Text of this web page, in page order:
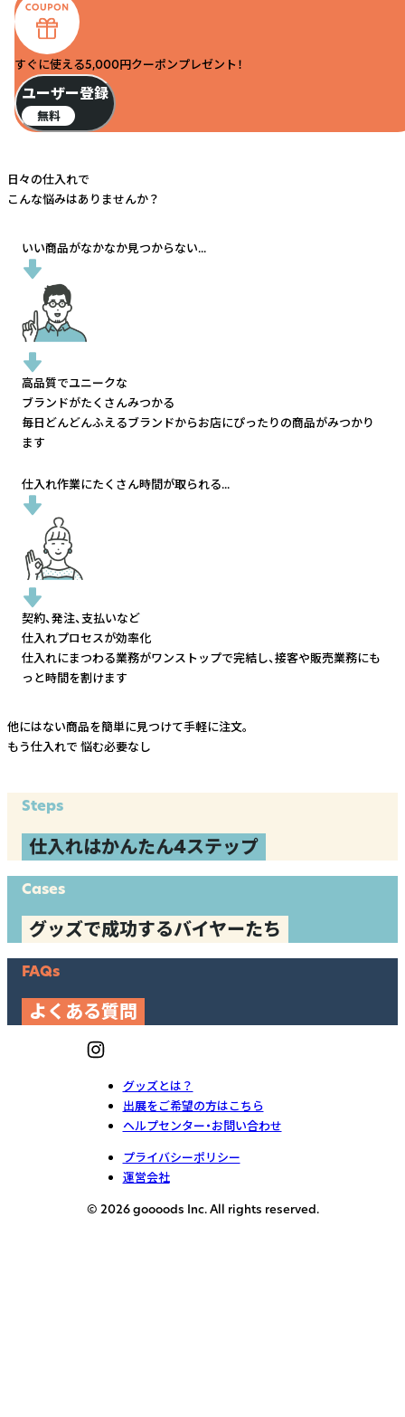
すぐに使える5,000円クーポンプレゼント！
ユーザー登録
無料
日々の仕入れで
こんな悩みはありませんか？
いい商品がなかなか見つからない...
高品質でユニークな
ブランドがたくさんみつかる
毎日どんどんふえるブランドからお店にぴったりの商品がみつかり
ます
仕入れ作業にたくさん時間が取られる...
契約、発注、支払いなど
仕入れプロセスが効率化
仕入れにまつわる業務がワンストップで完結し、接客や販売業務にも
っと時間を割けます
他にはない商品を簡単に見つけて手軽に注文。
もう仕入れで 悩む必要なし
Steps
仕入れはかんたん4ステップ
Cases
グッズで成功するバイヤーたち
FAQs
よくある質問
グッズとは？
出展をご希望の方はこちら
ヘルプセンター・お問い合わせ
プライバシーポリシー
運営会社
© 2026 goooods Inc. All rights reserved.